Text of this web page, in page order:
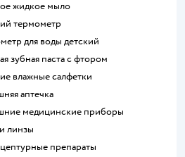
жидкое мыло
термометр
для воды детский
зубная паста с фтором
влажные салфетки
аптечка
медицинские приборы
и линзы
препараты